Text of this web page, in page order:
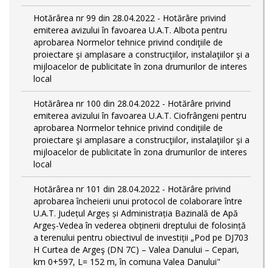
Hotărârea nr 99 din 28.04.2022 - Hotărâre privind
emiterea avizului în favoarea U.A.T. Albota pentru
aprobarea Normelor tehnice privind condiţiile de
proiectare şi amplasare a construcţiilor, instalaţiilor şi a
mijloacelor de publicitate în zona drumurilor de interes
local
Hotărârea nr 100 din 28.04.2022 - Hotărâre privind
emiterea avizului în favoarea U.A.T. Ciofrângeni pentru
aprobarea Normelor tehnice privind condiţiile de
proiectare şi amplasare a construcţiilor, instalaţiilor şi a
mijloacelor de publicitate în zona drumurilor de interes
local
Hotărârea nr 101 din 28.04.2022 - Hotărâre privind
aprobarea încheierii unui protocol de colaborare între
U.A.T. Județul Argeș și Administrația Bazinală de Apă
Argeș-Vedea în vederea obținerii dreptului de folosință
a terenului pentru obiectivul de investiții „Pod pe DJ703
H Curtea de Argeş (DN 7C) – Valea Danului – Cepari,
km 0+597, L= 152 m, în comuna Valea Danului"